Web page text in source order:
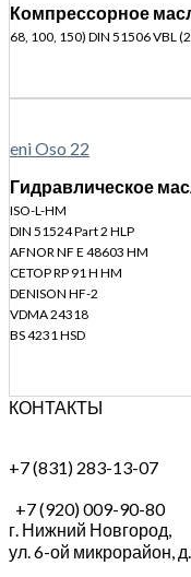
Компрессорное
68, 100, 150) DIN 51506 VBL
eni Oso 22
Гидравлическое
ISO-L-HM
DIN 51524 Part 2 HLP
AFNOR NF E 48603 HM
CETOP RP 91 H HM
DENISON HF-2
VDMA 24318
BS 4231 HSD
КОНТАКТЫ
+7 (831) 283-13-07
+7 (920) 009-90-80
г. Нижний Новгород,
ул. 6-ой микрорайон,